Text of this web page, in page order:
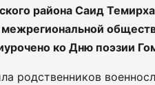
района Саид
ко Дню поэзии
родственников